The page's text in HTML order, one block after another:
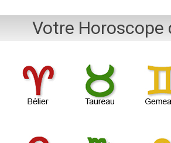
Votre Horoscope